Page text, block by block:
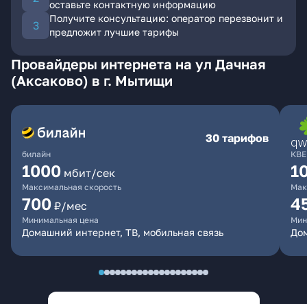
оставьте контактную информацию
Получите консультацию: оператор перезвонит и
предложит лучшие тарифы
Провайдеры интернета на ул Дачная
(Аксаково) в г. Мытищи
билайн
30 тарифов
1000 мбит/сек
Максимальная скорость
700 ₽/мес
Минимальная цена
Домашний интернет, ТВ, мобильная связь